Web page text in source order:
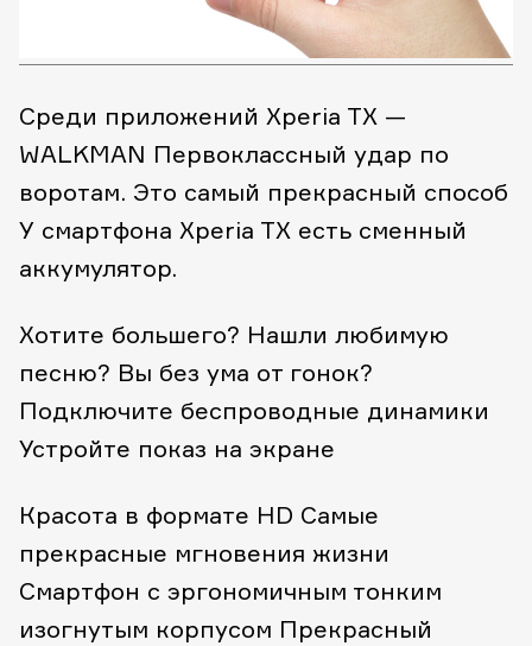
Среди приложений Xperia TX —
WALKMAN Первоклассный удар по
воротам. Это самый прекрасный способ
У смартфона Xperia TX есть сменный
аккумулятор.
Хотите большего? Нашли любимую
песню? Вы без ума от гонок?
Подключите беспроводные динамики
Устройте показ на экране
Красота в формате HD Самые
прекрасные мгновения жизни
Смартфон с эргономичным тонким
изогнутым корпусом Прекрасный